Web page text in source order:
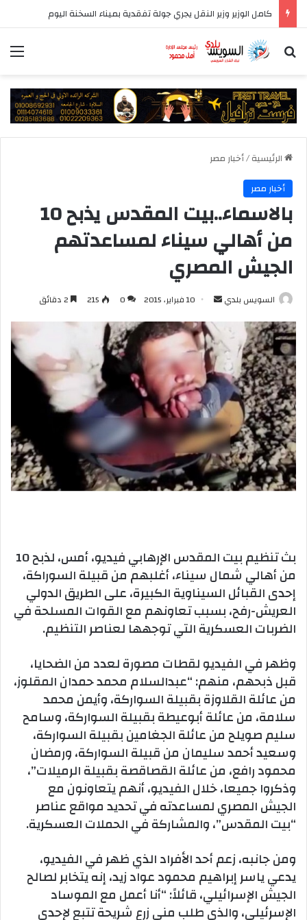
كامل الوزير وزير النقل يجري جولة تفقدية بميناء السخنة اليوم
بحث عن
الرئيسية/أخبار مصر
أخبار مصر
بالاسماء..بيت المقدس يذبح 10
من أهالي سيناء لمساعدتهم
الجيش المصري
السويس بلدي
أرسل
إلكترونيا
10 فبراير، 2015 0
215
بث تنظيم بيت المقدس الإرهابي فيديو، أمس، لذبح 10
من أهالي شمال سيناء، أغلبهم من قبيلة السوراكة،
إحدى القبائل السيناوية الكبيرة، على الطريق الدولي
العريش-رفح، بسبب تعاونهم مع القوات المسلحة في
الضربات العسكرية التي توجهها لعناصر التنظيم.
وظهر في الفيديو لقطات مصورة لعدد من الضحايا،
قبل ذبحهم، منهم: “عبدالسلام محمد حمدان المقلوز،
من عائلة القلاوزة بقبيلة السواركة، وأيمن محمد
سلامة، من عائلة أبوعيطة بقبيلة السواركة، وسامح
سليم صويلح من عائلة الجغامين بقبيلة السواركة،
وسعيد أحمد سليمان من قبيلة السواركة، ورمضان
محمود رافع، من عائلة القصاقصة بقبيلة الرميلات”،
وذكروا جميعا، خلال الفيديو، أنهم يتعاونون مع
الجيش المصري لمساعدته في تحديد مواقع عناصر
“بيت المقدس”، والمشاركة في الحملات العسكرية.
ومن جانبه، زعم أحد الأفراد الذي ظهر في الفيديو،
يدعي ياسر إبراهيم محمود عواد زيد، إنه يتخابر لصالح
الجيش الإسرائيلي، قائلاً: “أنا أعمل مع الموساد
الإسرئيلي، والذي طلب مني زرع شريحة تتبع لإحدى